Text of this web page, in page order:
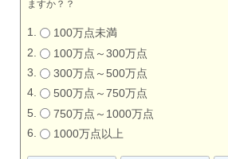
ますか？？
100万点未満
100万点～300万点
300万点～500万点
500万点～750万点
750万点～1000万点
1000万点以上